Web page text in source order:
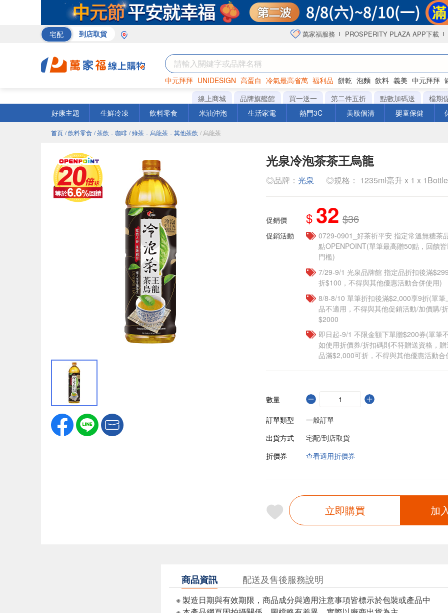
宅配 到店取貨 萬家福服務 PROSPERITY PLAZA APP下載
中元拜拜 UNIDESIGN 高蛋白 冷氣最高省萬 福利品 餅乾 泡麵 飲料 義美 中元拜拜
巧克力 衛生紙 咖啡
線上商城 品牌旗艦館 買一送一 第二件五折 點數加碼送
檔期
好康主題
生鮮冷凍 飲料零食 米油沖泡 生活家電 熱門3C 美妝個清 嬰童保健
首頁 / 飲料零食 / 茶飲．咖啡 / 綠茶．烏龍茶．其他茶飲 / 烏龍茶
光泉冷泡茶茶王烏龍
◎品牌： 光泉 ◎規格： 1235ml毫升 x 1 x
促銷價 $ 32 $36
促銷活動
​​0729-0901_好茶祈平安 指定常溫無糖茶
點OPENPOINT(單筆最高贈50點，回饋
門檻)
7/29-9/1 光泉品牌館 指定品折扣後滿
折$100，不得與其他優惠活動合併使用)
8/8-8/10 單筆折扣後滿$2,000享9折(單
品不適用，不得與其他促銷活動/加價購/
$2000
即日起-9/1 不限金額下單贈$200券(單筆
如使用折價券/折扣碼則不符贈送資格，
品滿$2,000可折，不得與其他優惠活動合
數量
訂單類型
一般訂單
出貨方式
宅配/到店取貨
折價券
查看適用折價券
立即購買 加
商品資訊 配送及售後服務說明
※ 製造日期與有效期限，商品成分與適用注意事項皆標示於包裝或產品中